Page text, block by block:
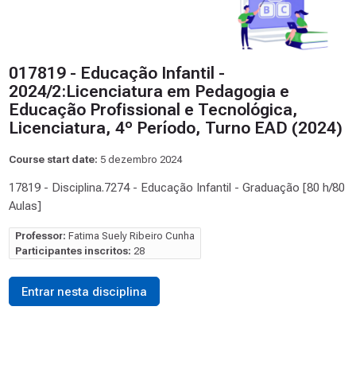
017819 - Educação Infantil -
2024/2:Licenciatura em Pedagogia e
Educação Profissional e Tecnológica,
Licenciatura, 4º Período, Turno EAD (2024)
Course start date: 5 dezembro 2024
17819 - Disciplina.7274 - Educação Infantil - Graduação [80 h/80
Aulas]
Professor: Fatima Suely Ribeiro Cunha
Participantes inscritos: 28
Entrar nesta disciplina